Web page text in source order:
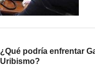
¿Qué podría enfrentar
Uribismo?